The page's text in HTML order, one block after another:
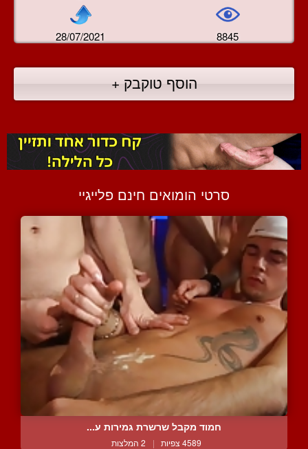
28/07/2021 8845
הוסף טוקבק +
סרטי הומואים חינם פלייגיי
חמוד מקבל שרשרת גמירות ע...
4589 צפיות | 2 המלצות